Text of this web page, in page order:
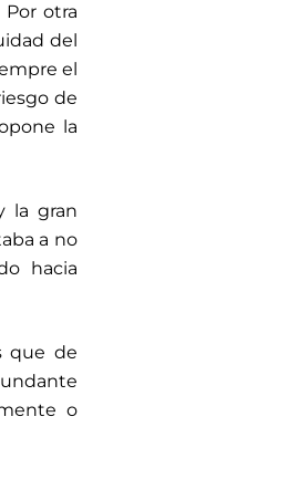
otra
del
el
de
la
la gran
a no
hacia
que de
o